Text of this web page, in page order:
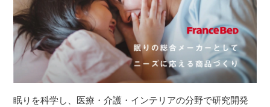
眠りを科学し、医療・介護・インテリアの分野で研究開発